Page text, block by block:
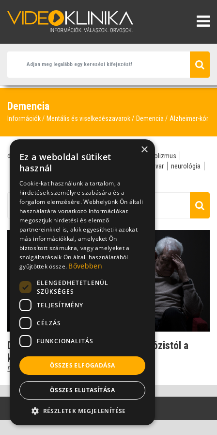
Demencia
Információk Mentális és viselkedészavarok Demencia Alzheimer-kór
demencia neurológus szellemi hanyatlás
alkoholizmus
Alzheimer-kór
hangulatzavar
neurológia
Demencia és Alzheimer-kór: diagnózistól a
kezelésig
Dr. Kiss Gábor
×
Ez a weboldal sütiket
használ
Cookie-kat használunk a tartalom, a
hirdetések személyre szabására és a
forgalom elemzésére. Webhelyünk Ön általi
használatára vonatkozó információkat
megosztjuk hirdetési és elemző
partnereinkkel is, akik egyesíthetik azokat
más információkkal, amelyeket Ön
biztosított számukra, vagy amelyeket a
szolgáltatásaik Ön általi használatából
gyűjtöttek össze. Bővebben
ELENGEDHETETLENÜL
SZÜKSÉGES
TELJESÍTMÉNY
CÉLZÁS
FUNKCIONALITÁS
ÖSSZES ELFOGADÁSA
ÖSSZES ELUTASÍTÁSA
RÉSZLETEK MEGJELENÍTÉSE